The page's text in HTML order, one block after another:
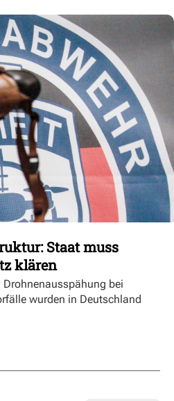
Staat muss
klären
bei
wurden in Deutschland